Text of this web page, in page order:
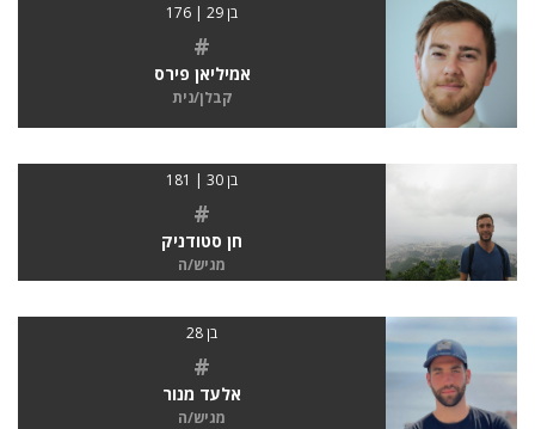
בן 29 | 176
#
אמיליאן פירס
קבלן/נית
בן 30 | 181
#
חן סטודניק
מגיש/ה
בן 28
#
אלעד מנור
מגיש/ה